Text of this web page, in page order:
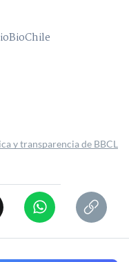
y transparencia de BBCL